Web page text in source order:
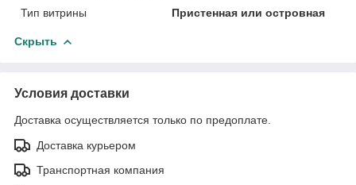
Тип витрины
Пристенная или островная
Скрыть
Условия доставки
Доставка осуществляется только по предоплате.
Доставка курьером
Транспортная компания